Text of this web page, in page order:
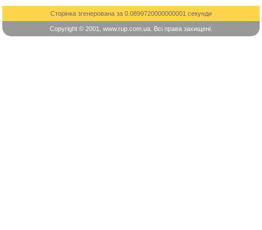
Сторінка згенерована за 0.0899720000000001 секунди
Copyright © 2001, www.rup.com.ua. Всі права захищені.